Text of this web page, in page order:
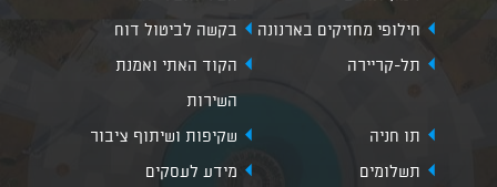
חילופי מחזיקים בארנונה
בקשה לביטול דוח
תל-קריירה
הקוד האתי ואמנת
השירות
תו חניה
שקיפות ושיתוף ציבור
תשלומים
מידע לעסקים